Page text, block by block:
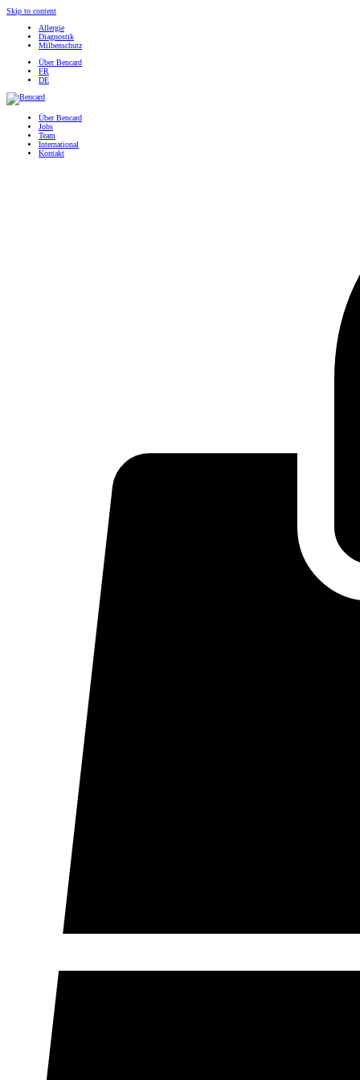
Skip to content
Allergie
Diagnostik
Milbenschutz
Über Bencard
FR
DE
Über Bencard
Jobs
Team
International
Kontakt